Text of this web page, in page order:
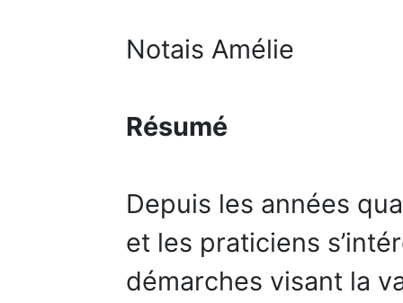
Notais Amélie
Résumé
Depuis les années
et les praticiens
démarches visant la